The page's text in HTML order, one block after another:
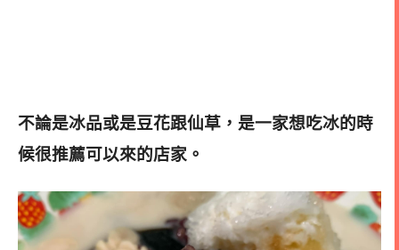
不論是冰品或是豆花跟仙草，是一家想吃冰的時
候很推薦可以來的店家 。